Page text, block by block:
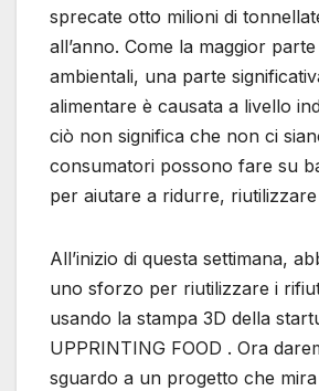
sprecate otto milioni di
all’anno. Come la maggior
ambientali, una parte
alimentare è causata a livello
ciò non significa che non ci
consumatori possono fare su
per aiutare a ridurre,
All’inizio di questa settimana,
uno sforzo per riutilizzare i
usando la stampa 3D della
UPPRINTING FOOD . Ora
sguardo a un progetto che